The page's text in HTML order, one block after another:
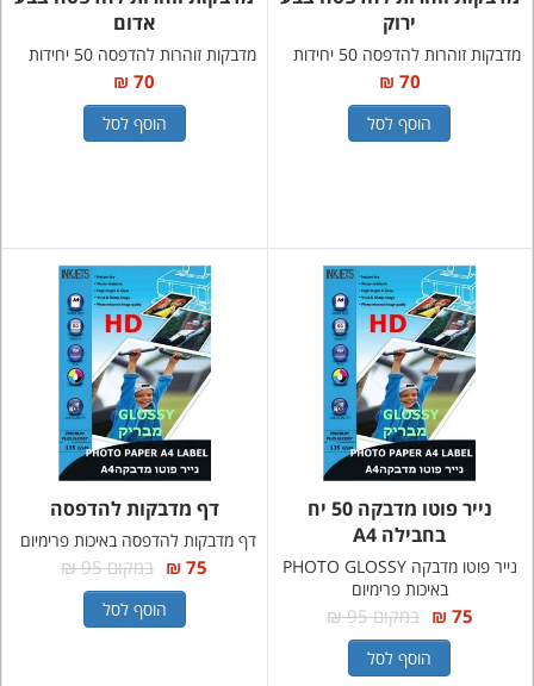
ירוק
מדבקות זוהרות להדפסה 50 יחידות
70 ₪
הוסף לסל
אדום
מדבקות זוהרות להדפסה 50 יחידות
70 ₪
הוסף לסל
נייר פוטו מדבקה 50 יח
בחבילה A4
נייר פוטו מדבקה PHOTO GLOSSY
באיכות פרימיום
75 ₪ במקום 95 ₪
הוסף לסל
דף מדבקות להדפסה
דף מדבקות להדפסה באיכות פרימיום
75 ₪ במקום 95 ₪
הוסף לסל